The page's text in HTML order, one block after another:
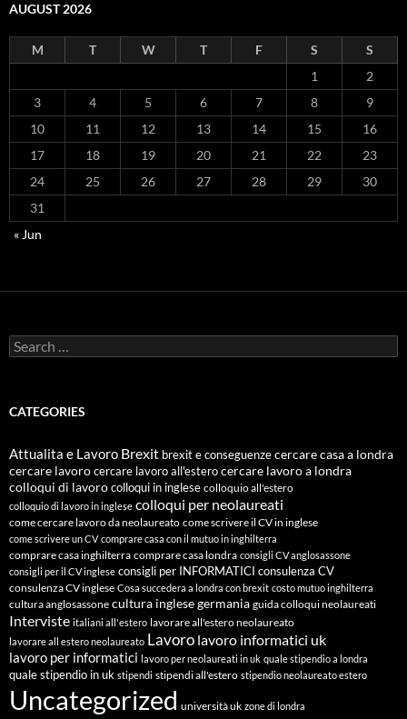
AUGUST 2026
M T W T F S
S
1
2
3
4 5 6 7 8
9
10
11 12 13 14 15
16
17
18 19 20 21 22
23
24
25 26 27 28 29
30
31
« Jun
Search
for:
CATEGORIES
Attualita e Lavoro Brexit brexit e conseguenzecercare casa a londra
cercare lavorocercare lavoro all'esterocercare lavoro a londra
colloqui di lavorocolloqui in inglese colloquio all'estero
colloquio di lavoro in inglese colloqui per neolaureati
come cercare lavoro da neolaureato come scrivere il CV in inglese
come scrivere un CV comprare casa con il mutuo in inghilterra
comprare casa inghilterra comprare casa londra consigli CV anglosassone
consigli per il CV inglese consigli per INFORMATICI consulenza CV
consulenza CV inglese Cosa succedera a londra con brexit costo mutuo inghilterra
cultura anglosassone cultura inglesegermania guida colloqui neolaureati
Interviste italiani all'estero lavorare all'estero neolaureato
lavorare all estero neolaureato Lavoro lavoro informatici uk
lavoro per informatici lavoro per neolaureati in uk quale stipendio a londra
quale stipendio in uk stipendi stipendi all'estero stipendio neolaureato estero
Uncategorized università uk zone di londra